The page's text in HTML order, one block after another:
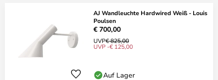
AJ Wandleuchte Hardwired Weiß - Louis
Poulsen
€ 700,00
UVP€ 825,00
UVP -€ 125,00
Auf Lager